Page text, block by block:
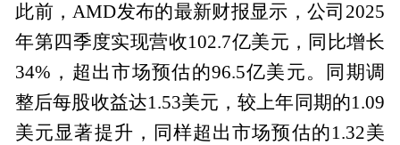
此前，AMD发布的最新财报显示，公司2025
年第四季度实现营收102.7亿美元，同比增长
34%，超出市场预估的96.5亿美元。同期调
整后每股收益达1.53美元，较上年同期的1.09
美元显著提升，同样超出市场预估的1.32美